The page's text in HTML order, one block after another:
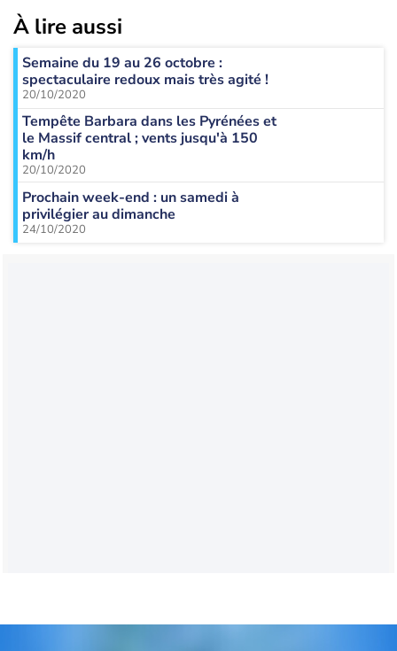
À lire aussi
Semaine du 19 au 26 octobre :
spectaculaire redoux mais très agité !
20/10/2020
Tempête Barbara dans les Pyrénées et
le Massif central ; vents jusqu'à 150
km/h
20/10/2020
Prochain week-end : un samedi à
privilégier au dimanche
24/10/2020